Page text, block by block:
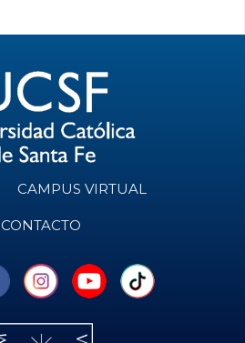
CAMPUS VIRTUAL
CONTACTO